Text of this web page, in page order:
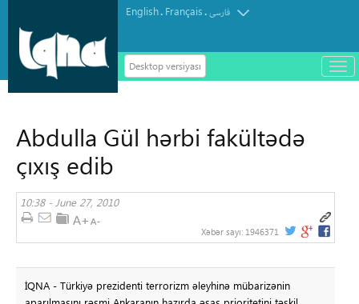
English. Français.فارسی
Desktop versiyası
باز
و
Abdulla Gül hərbi fakültədə
çıxış edib
10:38 - June 27, 2010
Xəbər sayı: 1946371
İQNA - Türkiyə prezidenti terrorizm əleyhinə mübarizənin